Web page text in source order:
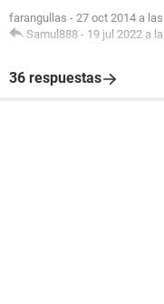
farangullas - 27 oct 2014 a
Samul888 - 19 jul 2022 a
36 respuestas